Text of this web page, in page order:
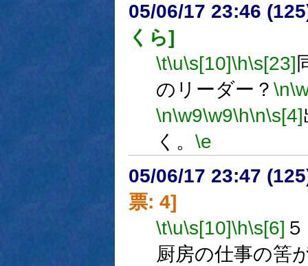
05/06/17 23:46
くら]
\t\u\s[10]\h\s[23]
のリーダー？ \n
\n\w9\w9\h\n\s[4]
く。 \e
05/06/17 23:47
票: 4]
\t\u\s[10]\h\s[6]
厨房の仕事の筈